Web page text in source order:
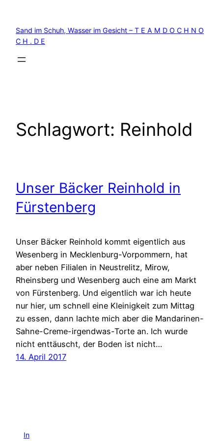
springen
Sand im Schuh, Wasser im Gesicht – T E A M D O C H N O
C H . D E
Schlagwort: Reinhold
Unser Bäcker Reinhold in
Fürstenberg
Unser Bäcker Reinhold kommt eigentlich aus
Wesenberg in Mecklenburg-Vorpommern, hat
aber neben Filialen in Neustrelitz, Mirow,
Rheinsberg und Wesenberg auch eine am Markt
von Fürstenberg. Und eigentlich war ich heute
nur hier, um schnell eine Kleinigkeit zum Mittag
zu essen, dann lachte mich aber die Mandarinen-
Sahne-Creme-irgendwas-Torte an. Ich wurde
nicht enttäuscht, der Boden ist nicht…
14. April 2017
In